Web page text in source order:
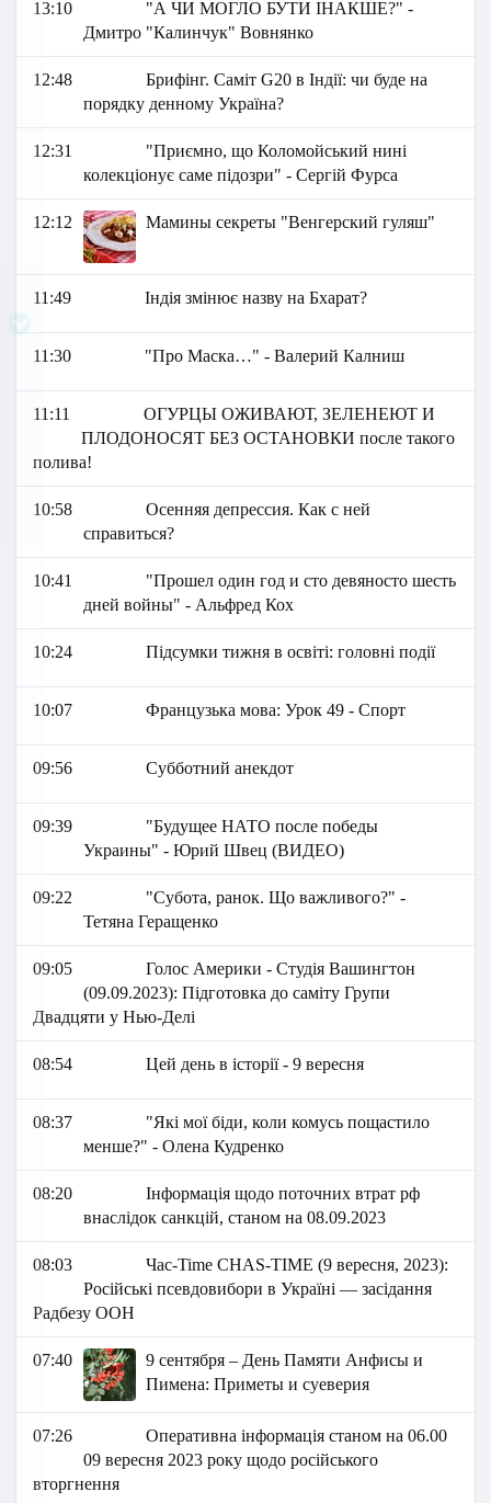
13:10
"А ЧИ МОГЛО БУТИ ІНАКШЕ?" -
Дмитро "Калинчук" Вовнянко
12:48
Брифінг. Саміт G20 в Індії: чи буде на
порядку денному Україна?
12:31
"Приємно, що Коломойський нині
колекціонує саме підозри" - Сергій Фурса
12:12 Мамины секреты "Венгерский гуляш"
11:49 Індія змінює назву на Бхарат?
11:30 "Про Маска…" - Валерий Калниш
11:11
ОГУРЦЫ ОЖИВАЮТ, ЗЕЛЕНЕЮТ И
ПЛОДОНОСЯТ БЕЗ ОСТАНОВКИ после такого
полива!
10:58
Осенняя депрессия. Как с ней
справиться?
10:41
"Прошел один год и сто девяносто шесть
дней войны" - Альфред Кох
10:24 Підсумки тижня в освіті: головні події
10:07 Французька мова: Урок 49 - Спорт
09:56 Субботний анекдот
09:39
"Будущее НАТО после победы
Украины" - Юрий Швец (ВИДЕО)
09:22
"Субота, ранок. Що важливого?" -
Тетяна Геращенко
09:05
Голос Америки - Студія Вашингтон
(09.09.2023): Підготовка до саміту Групи
Двадцяти у Нью-Делі
08:54 Цей день в історії - 9 вересня
08:37
"Які мої біди, коли комусь пощастило
менше?" - Олена Кудренко
08:20
Інформація щодо поточних втрат рф
внаслідок санкцій, станом на 08.09.2023
08:03
Час-Time CHAS-TIME (9 вересня, 2023):
Російські псевдовибори в Україні — засідання
Радбезу ООН
07:40
9 сентября – День Памяти Анфисы и
Пимена: Приметы и суеверия
07:26
Оперативна інформація станом на 06.00
09 вересня 2023 року щодо російського
вторгнення